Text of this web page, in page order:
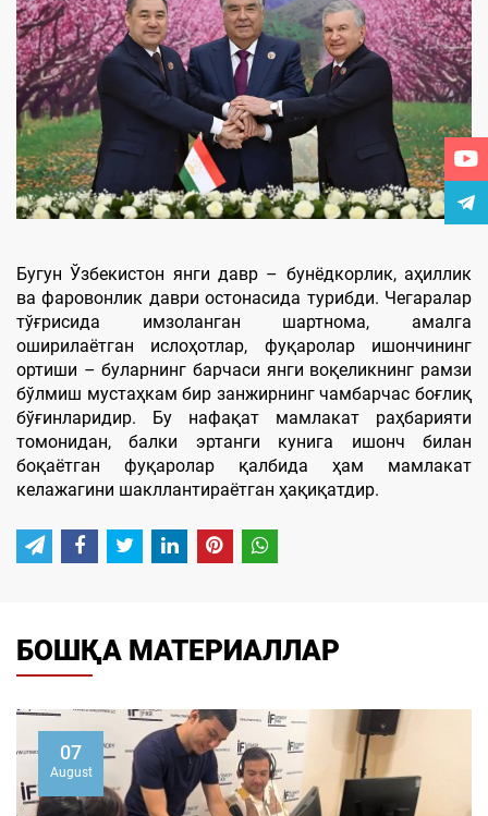
Бугун Ўзбекистон янги давр – бунёдкорлик, аҳиллик
ва фаровонлик даври остонасида турибди. Чегаралар
тўғрисида имзоланган шартнома, амалга
оширилаётган ислоҳотлар, фуқаролар ишончининг
ортиши – буларнинг барчаси янги воқеликнинг рамзи
бўлмиш мустаҳкам бир занжирнинг чамбарчас боғлиқ
бўғинларидир. Бу нафақат мамлакат раҳбарияти
томонидан, балки эртанги кунига ишонч билан
боқаётган фуқаролар қалбида ҳам мамлакат
келажагини шакллантираётган ҳақиқатдир.
БОШҚА МАТЕРИАЛЛАР
07
August